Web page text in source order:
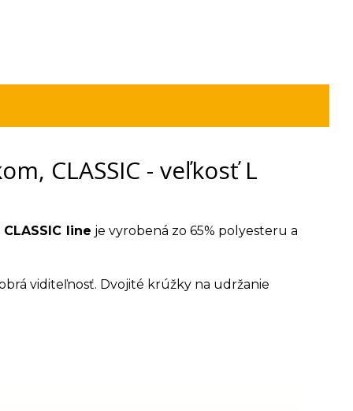
CLASSIC - veľkosť L
line je vyrobená zo 65% polyesteru a
viditeľnosť. Dvojité krúžky na udržanie